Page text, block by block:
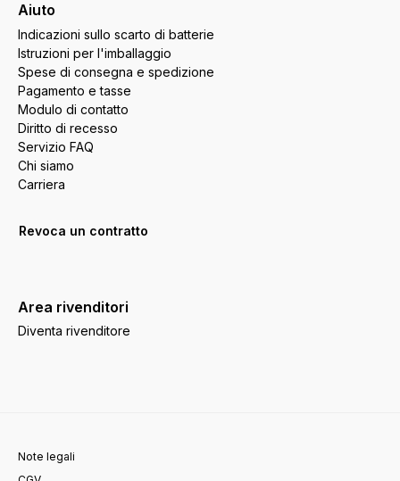
Aiuto
Indicazioni sullo scarto di batterie
Istruzioni per l'imballaggio
Spese di consegna e spedizione
Pagamento e tasse
Modulo di contatto
Diritto di recesso
Servizio FAQ
Chi siamo
Carriera
Revoca un contratto
Area rivenditori
Diventa rivenditore
Note legali